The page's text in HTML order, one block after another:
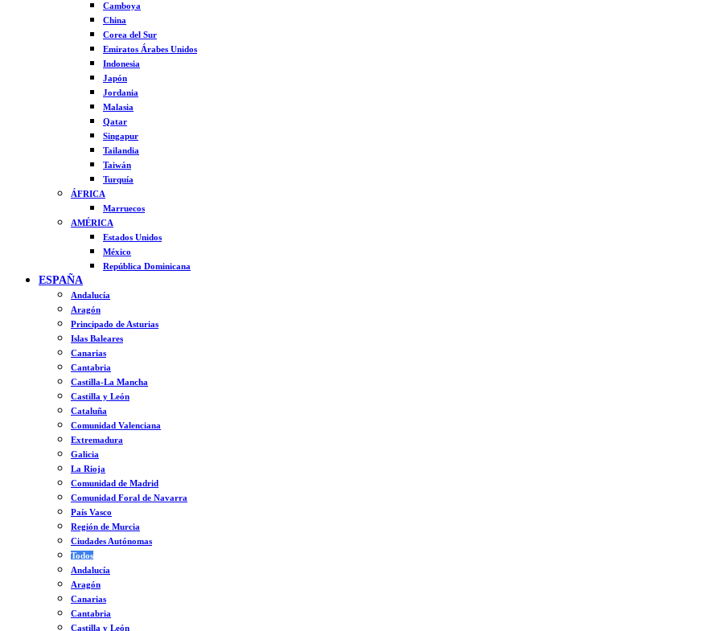
Camboya
China
Corea del Sur
Emiratos Árabes Unidos
Indonesia
Japón
Jordania
Malasia
Qatar
Singapur
Tailandia
Taiwán
Turquía
ÁFRICA
Marruecos
AMÉRICA
Estados Unidos
México
República Dominicana
ESPAÑA
Andalucía
Aragón
Principado de Asturias
Islas Baleares
Canarias
Cantabria
Castilla-La Mancha
Castilla y León
Cataluña
Comunidad Valenciana
Extremadura
Galicia
La Rioja
Comunidad de Madrid
Comunidad Foral de Navarra
País Vasco
Región de Murcia
Ciudades Autónomas
Todos
Andalucía
Aragón
Canarias
Cantabria
Castilla y León